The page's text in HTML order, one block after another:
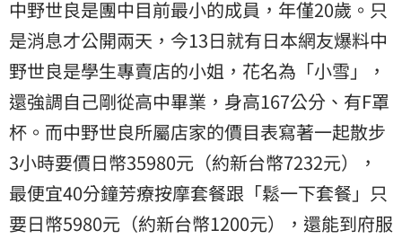
中野世良是團中目前最小的成員，年僅20歲。只
是消息才公開兩天，今13日就有日本網友爆料中
野世良是學生專賣店的小姐，花名為「小雪」，
還強調自己剛從高中畢業，身高167公分、有F罩
杯。而中野世良所屬店家的價目表寫著一起散步
3小時要價日幣35980元（約新台幣7232元），
最便宜40分鐘芳療按摩套餐跟「鬆一下套餐」只
要日幣5980元（約新台幣1200元），還能到府服